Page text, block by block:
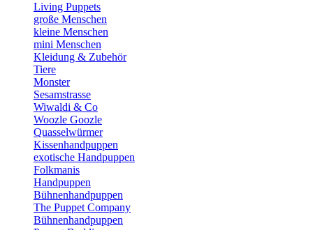
Living Puppets
große Menschen
kleine Menschen
mini Menschen
Kleidung & Zubehör
Tiere
Monster
Sesamstrasse
Wiwaldi & Co
Woozle Goozle
Quasselwürmer
Kissenhandpuppen
exotische Handpuppen
Folkmanis
Handpuppen
Bühnenhandpuppen
The Puppet Company
Bühnenhandpuppen